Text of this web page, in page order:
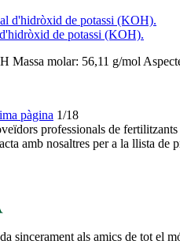
de potassi (KOH).
Massa molar: 56,11 g/mol
pàgina 1/18
professionals de
amb nosaltres per a la llista de
sincerament als amics de tot el